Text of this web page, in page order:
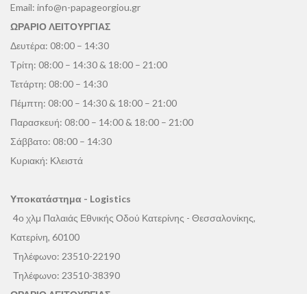
Email: info@n-papageorgiou.gr
ΩΡΑΡΙΟ ΛΕΙΤΟΥΡΓΙΑΣ
Δευτέρα: 08:00 – 14:30
Τρίτη: 08:00 – 14:30 & 18:00 – 21:00
Τετάρτη: 08:00 – 14:30
Πέμπτη: 08:00 – 14:30 & 18:00 – 21:00
Παρασκευή: 08:00 – 14:00 & 18:00 – 21:00
Σάββατο: 08:00 – 14:30
Κυριακή: Κλειστά
Υποκατάστημα - Logistics
4ο χλμ Παλαιάς Εθνικής Οδού Κατερίνης - Θεσσαλονίκης,
Κατερίνη, 60100
Τηλέφωνο: 23510-22190
Τηλέφωνο: 23510-38390